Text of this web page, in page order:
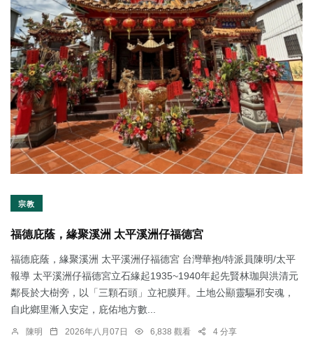
宗教
福德庇蔭，緣聚溪洲 太平溪洲仔福德宮
福德庇蔭，緣聚溪洲 太平溪洲仔福德宮 台灣華抱/特派員陳明/太平
報導 太平溪洲仔福德宮立石緣起1935~1940年起先賢林珈與洪清元
鄰長於大樹旁，以「三顆石頭」立祀膜拜。土地公顯靈驅邪安魂，
自此鄉里漸入安定，庇佑地方數...
陳明 2026年八月07日 6,838 觀看 4 分享